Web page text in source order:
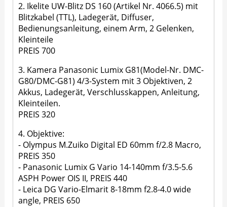
2. Ikelite UW-Blitz DS 160 (Artikel Nr. 4066.5) mit
Blitzkabel (TTL), Ladegerät, Diffuser,
Bedienungsanleitung, einem Arm, 2 Gelenken,
Kleinteile
PREIS 700
3. Kamera Panasonic Lumix G81(Model-Nr. DMC-
G80/DMC-G81) 4/3-System mit 3 Objektiven, 2
Akkus, Ladegerät, Verschlusskappen, Anleitung,
Kleinteilen.
PREIS 320
4. Objektive:
- Olympus M.Zuiko Digital ED 60mm f/2.8 Macro,
PREIS 350
- Panasonic Lumix G Vario 14-140mm f/3.5-5.6
ASPH Power OIS II, PREIS 440
- Leica DG Vario-Elmarit 8-18mm f2.8-4.0 wide
angle, PREIS 650